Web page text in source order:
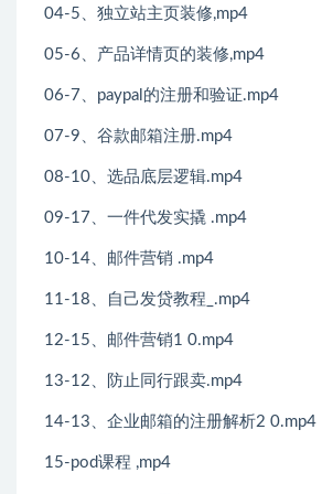
04-5、独立站主页装修,mp4
05-6、产品详情页的装修,mp4
06-7、paypal的注册和验证.mp4
07-9、谷款邮箱注册.mp4
08-10、选品底层逻辑.mp4
09-17、一件代发实撬 .mp4
10-14、邮件营销 .mp4
11-18、自己发贷教程_.mp4
12-15、邮件营销1 0.mp4
13-12、防止同行跟卖.mp4
14-13、企业邮箱的注册解析2 0.mp4
15-pod课程 ,mp4